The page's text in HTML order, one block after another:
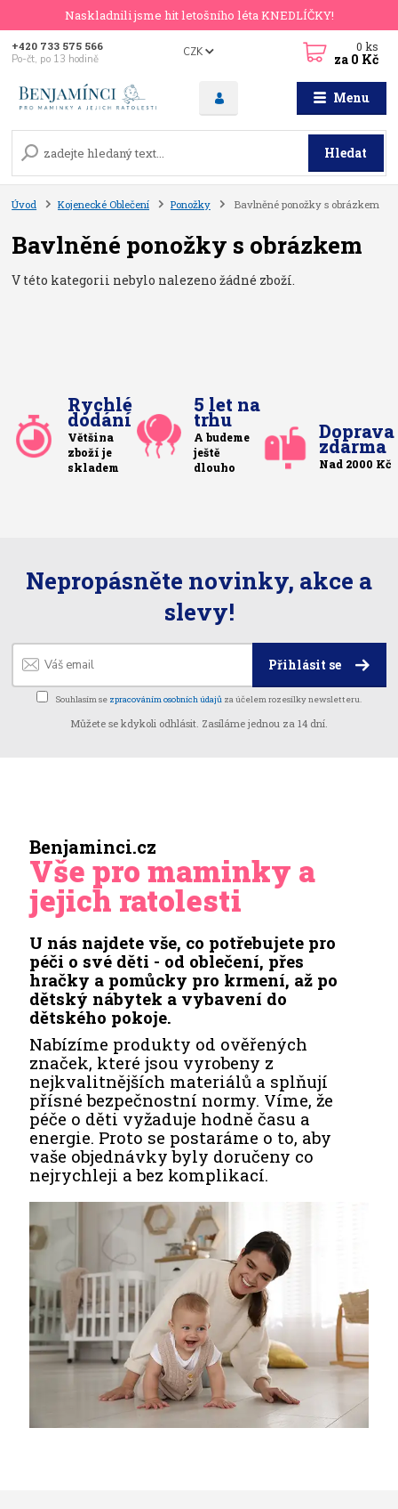
Naskladnili jsme hit letošního léta KNEDLÍČKY!
Menu
CZK
Hledat
+420 733 575 566
Po-čt, po 13 hodině
0ks
za 0 Kč
Úvod Kojenecké Oblečení Ponožky Bavlněné ponožky s obrázkem
Bavlněné ponožky s obrázkem
V této kategorii nebylo nalezeno žádné zboží.
Rychlé
dodání
Většina
zboží je
skladem
5 let na
trhu
A budeme
ještě
dlouho
Doprava
zdarma
Nad 2000 Kč
Nepropásněte novinky, akce a
slevy!
Přihlásit se
Souhlasím se zpracováním osobních údajů za účelem rozesílky newsletteru.
Můžete se kdykoli odhlásit. Zasíláme jednou za 14 dní.
Benjaminci.cz
Vše pro maminky a
jejich ratolesti
U nás najdete vše, co potřebujete pro
péči o své děti - od oblečení, přes
hračky a pomůcky pro krmení, až po
dětský nábytek a vybavení do
dětského pokoje.
Nabízíme produkty od ověřených
značek, které jsou vyrobeny z
nejkvalitnějších materiálů a splňují
přísné bezpečnostní normy. Víme, že
péče o děti vyžaduje hodně času a
energie. Proto se postaráme o to, aby
vaše objednávky byly doručeny co
nejrychleji a bez komplikací.